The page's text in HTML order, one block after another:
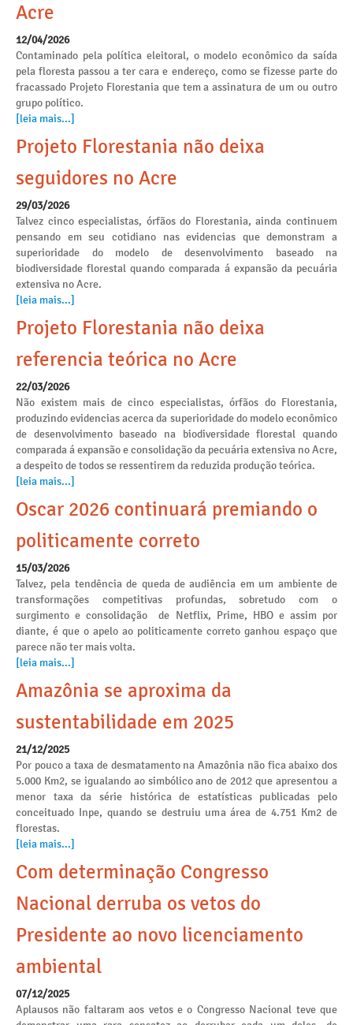
Acre
12/04/2026
Contaminado pela política eleitoral, o modelo econômico da saída
pela floresta passou a ter cara e endereço, como se fizesse parte do
fracassado Projeto Florestania que tem a assinatura de um ou outro
grupo político.
[leia mais...]
Projeto Florestania não deixa
seguidores no Acre
29/03/2026
Talvez cinco especialistas, órfãos do Florestania, ainda continuem
pensando em seu cotidiano nas evidencias que demonstram a
superioridade do modelo de desenvolvimento baseado na
biodiversidade florestal quando comparada á expansão da pecuária
extensiva no Acre.
[leia mais...]
Projeto Florestania não deixa
referencia teórica no Acre
22/03/2026
Não existem mais de cinco especialistas, órfãos do Florestania,
produzindo evidencias acerca da superioridade do modelo econômico
de desenvolvimento baseado na biodiversidade florestal quando
comparada á expansão e consolidação da pecuária extensiva no Acre,
a despeito de todos se ressentirem da reduzida produção teórica.
[leia mais...]
Oscar 2026 continuará premiando o
politicamente correto
15/03/2026
Talvez, pela tendência de queda de audiência em um ambiente de
transformações competitivas profundas, sobretudo com o
surgimento e consolidação de Netflix, Prime, HBO e assim por
diante, é que o apelo ao politicamente correto ganhou espaço que
parece não ter mais volta.
[leia mais...]
Amazônia se aproxima da
sustentabilidade em 2025
21/12/2025
Por pouco a taxa de desmatamento na Amazônia não fica abaixo dos
5.000 Km2, se igualando ao simbólico ano de 2012 que apresentou a
menor taxa da série histórica de estatísticas publicadas pelo
conceituado Inpe, quando se destruiu uma área de 4.751 Km2 de
florestas.
[leia mais...]
Com determinação Congresso
Nacional derruba os vetos do
Presidente ao novo licenciamento
ambiental
07/12/2025
Aplausos não faltaram aos vetos e o Congresso Nacional teve que